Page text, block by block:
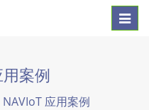
案例
NAVIoT 应用案例